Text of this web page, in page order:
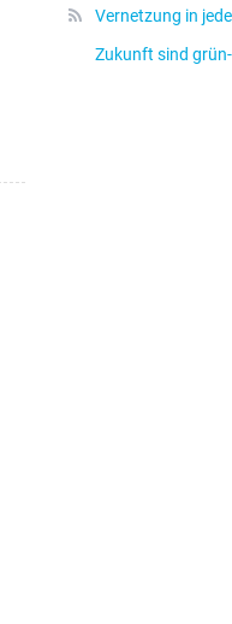
Vernetzung in
Zukunft sind